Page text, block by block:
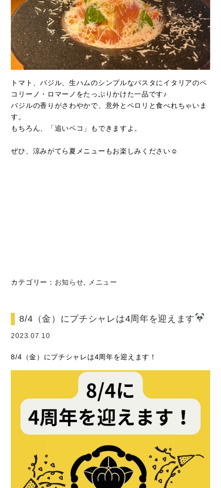
トマト、バジル、生ハムのシンプルなパスタにイタリアのペ
コリーノ・ロマーノをたっぷりかけた一品です♪
バジルの香りがさわやかで、意外とペロリと食べれちゃいま
す。
もちろん、「追いペコ」もできますよ。
ぜひ、涼みがてら夏メニューもお楽しみください☺
カテゴリー： お知らせ メニュー
8/4（金）にプチシャレは4周年を迎えます
2023.07.10
8/4（金）にプチシャレは4周年を迎えます！